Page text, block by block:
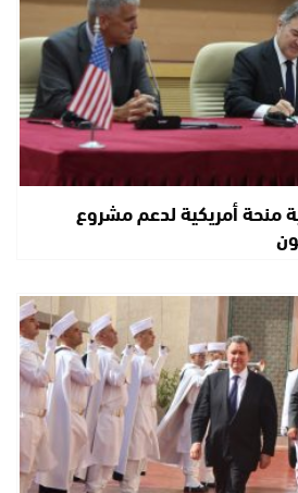
منحة أمريكية لدعم مشروع